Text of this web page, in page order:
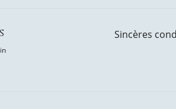
Sincères